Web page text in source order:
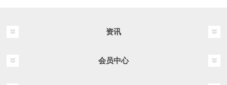
资讯
会员中心